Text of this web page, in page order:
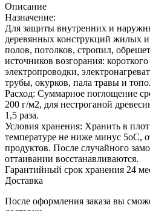
Описание
Назначение:
Для защиты внутренних и
деревянных конструкций жилых
полов, потолков, стропил,
источников возгорания:
электропроводки,
трубы, окурков, пала травы и
Расход: Суммарное поглощение
200 г/м2, для нестроганой
1,5 раза.
Условия хранения: Хранить в
температуре не ниже минус 5оС,
продуктов. После случайного
оттаивании восстанавливаются.
Гарантийный срок хранения 24
Доставка
После оформления заказа вы